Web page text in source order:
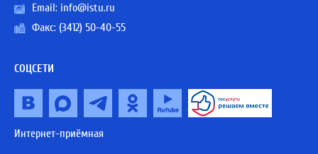
Email: info@istu.ru
Факс: (3412) 50-40-55
СОЦСЕТИ
Интернет-приёмная